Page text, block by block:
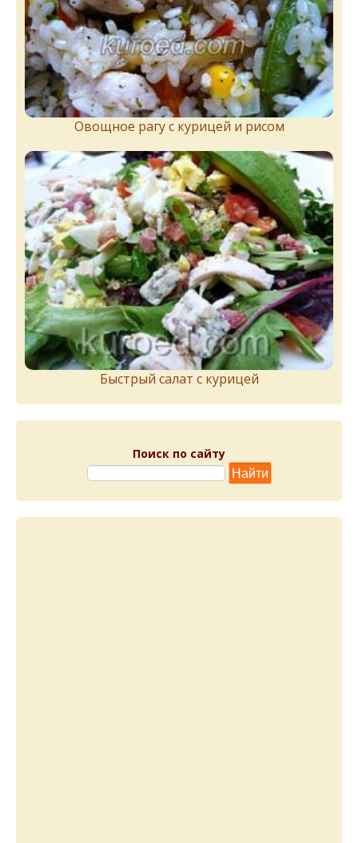
Овощное рагу с курицей и рисом
Быстрый салат с курицей
Поиск по сайту